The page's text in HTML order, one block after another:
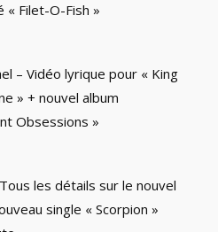
« Filet-O-Fish »
– Vidéo lyrique pour « King
» + nouvel album
Obsessions »
les détails sur le nouvel
single « Scorpion »